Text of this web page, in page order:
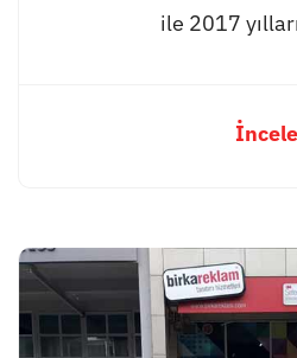
ile 2017
İncele